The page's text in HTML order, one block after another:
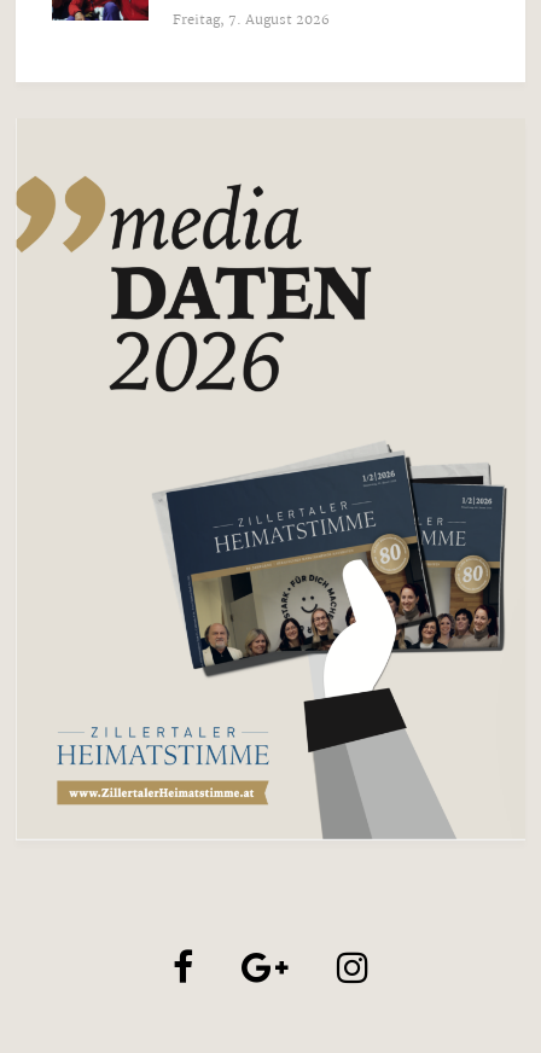
Freitag, 7. August 2026